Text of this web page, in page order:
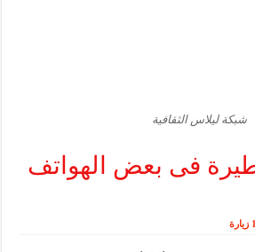
شبكة ليلاس الثقافية
فى بعض الهواتف